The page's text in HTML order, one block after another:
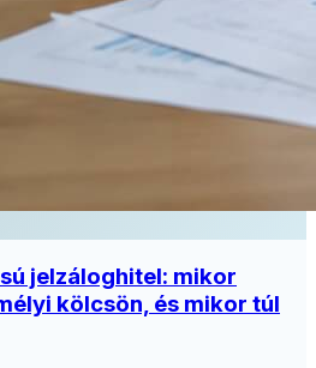
jelzáloghitel: mikor
kölcsön, és mikor túl